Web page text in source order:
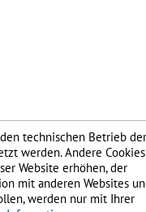
technischen Betrieb der
werden. Andere
Website erhöhen, der
mit anderen Websites
werden nur mit Ihrer